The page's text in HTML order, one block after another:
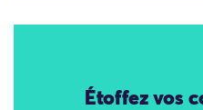
Étoffez vos